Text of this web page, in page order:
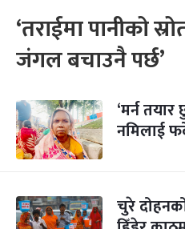
‘तराईमा पानीको
जंगल बचाउनै पर्छ’
‘मर्न
नमिलाई
चुरे